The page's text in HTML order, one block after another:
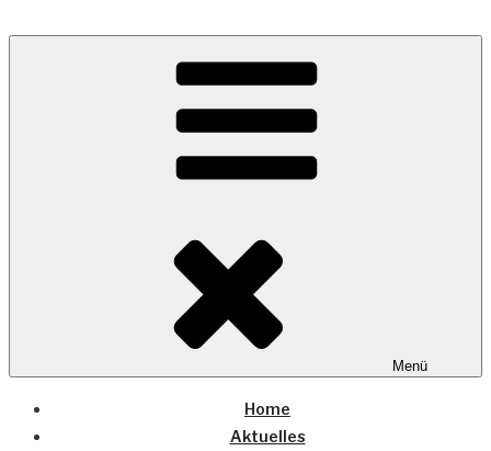
COUNTRYHOME
Wo die (Country-) Musik Zuhause ist
Menü
Home
Aktuelles